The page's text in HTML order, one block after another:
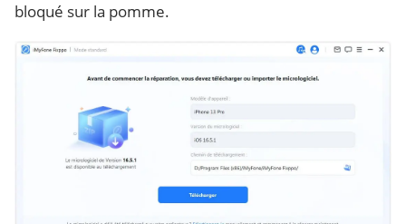
bloqué sur la pomme.